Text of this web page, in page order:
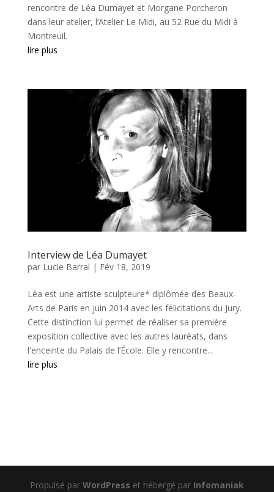
rencontre de Léa Dumayet et Morgane Porcheron
dans leur atelier, l’Atelier Le Midi, au 52 Rue du Midi à
Montreuil.
lire plus
Interview de Léa Dumayet
par Lucie Barral | Fév 18, 2019
Léa est une artiste sculpteure* diplômée des Beaux-
Arts de Paris en juin 2014 avec les félicitations du Jury.
Cette distinction lui permet de réaliser sa première
exposition collective avec les autres lauréats, dans
l'enceinte du Palais de l’École. Elle y rencontre...
lire plus
Propulsé par WordPress et hébergé par Infomaniak